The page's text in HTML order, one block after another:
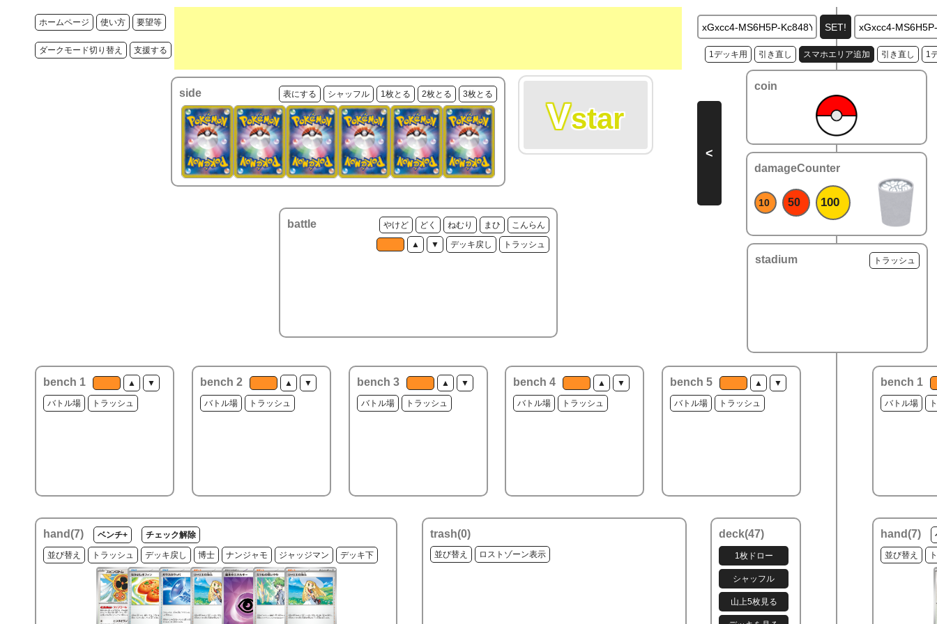
ホームページ 使い方 要望等
ダークモード切り替え 支援する
side 表にする シャッフル 1枚とる 2枚とる 3枚とる
Vstar
battle やけど どく ねむり まひ
こんらん
▲
▼ デッキ戻し トラッシュ
bench 1 ▲ ▼
バトル場 トラッシュ
bench 2 ▲ ▼
バトル場 トラッシュ
bench 3 ▲ ▼
バトル場 トラッシュ
bench 4 ▲ ▼
バトル場 トラッシュ
bench 5 ▲ ▼
バトル場 トラッシュ
hand(7) ベンチ+ チェック解除
並び替え トラッシュ デッキ戻し 博士 ナンジャモ ジャッジマン デッキ下
trash(0)
並び替え ロストゾーン表示
deck(47)
stadium トラッシュ
bench 1
バトル場
hand(7)
並び替え
1デッキ用 引き直し スマホエリア追加 引き直し 1
coin
damageCounter
10 50 100
<